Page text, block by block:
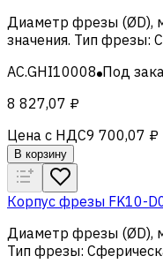
Диаметр фрезы (ØD),
значения. Тип фрезы:
AC.GHI10008 Под
8 827,07 ₽
Цена с НДС9 700,07 ₽
В корзину
Корпус фрезы FK10-
Диаметр фрезы (ØD),
Тип фрезы: